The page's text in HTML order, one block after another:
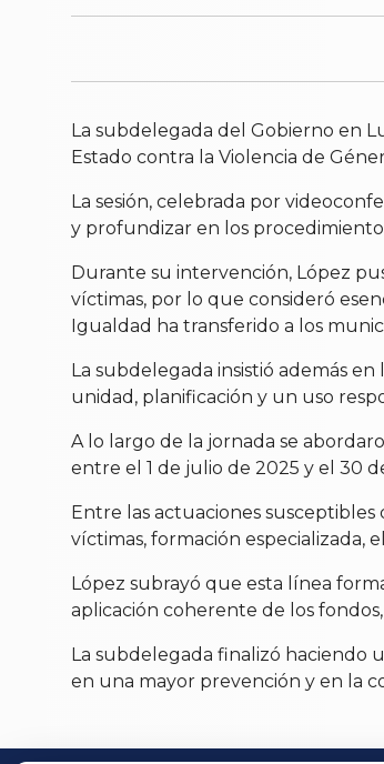
La subdelegada del Gobierno en
Estado contra la Violencia de
La sesión, celebrada por
y profundizar en los
Durante su intervención, López
víctimas, por lo que consideró
Igualdad ha transferido a los
La subdelegada insistió además
unidad, planificación y un uso
A lo largo de la jornada se
entre el 1 de julio de 2025 y el 30
Entre las actuaciones susceptibles
víctimas, formación especializada,
López subrayó que esta línea
aplicación coherente de los
La subdelegada finalizó haciendo
en una mayor prevención y en la